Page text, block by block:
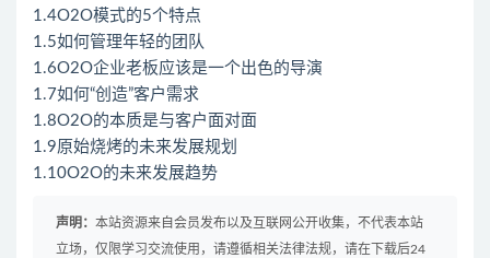
1.4O2O模式的5个特点
1.5如何管理年轻的团队
1.6O2O企业老板应该是一个出色的导演
1.7如何“创造”客户需求
1.8O2O的本质是与客户面对面
1.9原始烧烤的未来发展规划
1.10O2O的未来发展趋势
声明： 本站资源来自会员发布以及互联网公开收集，不代表本站
立场，仅限学习交流使用，请遵循相关法律法规，请在下载后24